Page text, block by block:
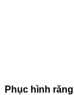
Phục hình